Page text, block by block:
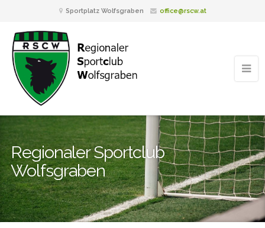
Sportplatz Wolfsgraben office@rscw.at
Regionaler Sportclub
Wolfsgraben